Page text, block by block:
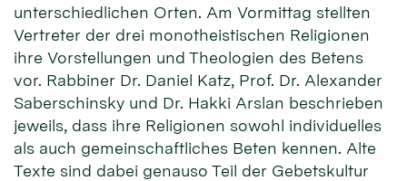
unterschiedlichen Orten. Am Vormittag stellten
Vertreter der drei monotheistischen Religionen
ihre Vorstellungen und Theologien des Betens
vor. Rabbiner Dr. Daniel Katz, Prof. Dr. Alexander
Saberschinsky und Dr. Hakki Arslan beschrieben
jeweils, dass ihre Religionen sowohl individuelles
als auch gemeinschaftliches Beten kennen. Alte
Texte sind dabei genauso Teil der Gebetskultur